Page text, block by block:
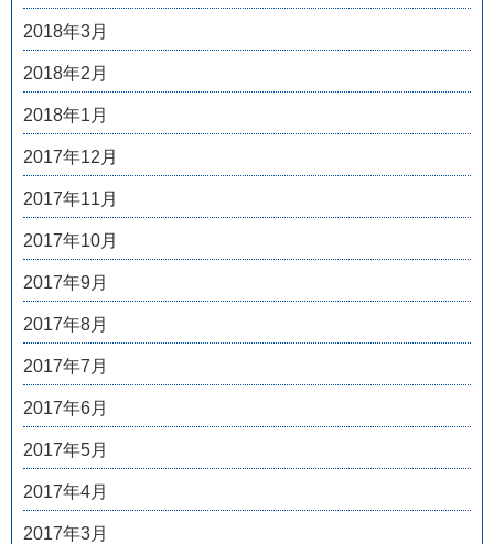
2018年3月
2018年2月
2018年1月
2017年12月
2017年11月
2017年10月
2017年9月
2017年8月
2017年7月
2017年6月
2017年5月
2017年4月
2017年3月